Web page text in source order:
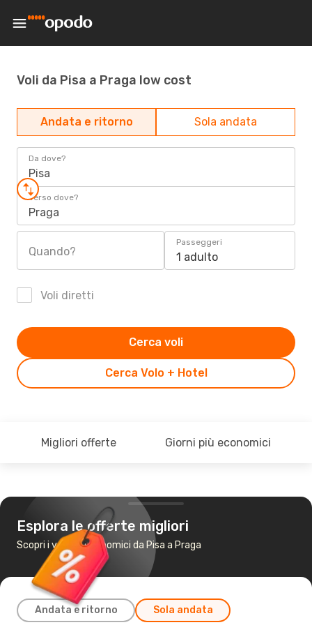
Voli da Pisa a Praga low cost
Andata e ritorno Sola andata
Da dove?
Pisa
Verso dove?
Praga
Quando?
Passeggeri
1 adulto
Voli diretti
Cerca Volo + Hotel
Cerca voli
Migliori offerte Giorni più economici
Esplora le offerte migliori
Scopri i voli più economici da Pisa a Praga
Andata e ritorno Sola andata